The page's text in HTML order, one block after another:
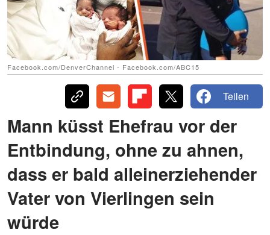
Facebook.com/DenverChannel - Facebook.com/ABC15
Teilen
Mann küsst Ehefrau vor der
Entbindung, ohne zu ahnen,
dass er bald alleinerziehender
Vater von Vierlingen sein
würde